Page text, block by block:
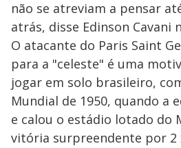
não se atreviam a pensar
atrás, disse Edinson Cavani
O atacante do Paris Saint
para a "celeste" é uma
jogar em solo brasileiro,
Mundial de 1950, quando a
e calou o estádio lotado do
vitória surpreendente por 2